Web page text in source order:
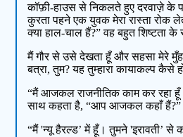
कॉफ़ी-हाउस से निकलते हुए दरवाज़े के
कुरता पहने एक युवक मेरा रास्ता रोक
क्या हाल-चाल हैं?” वह बहुत शिष्टता
मैं गौर से उसे देखता हूँ और सहसा मेरे
बत्रा, तुम? यह तुम्हारा कायाकल्प कैसे
“मैं आजकल राजनीतिक काम कर रहा
साथ कहता है, “आप आजकल कहाँ हैं?”
“मैं 'न्यू हैरल्ड’ में हूँ। तुमने 'इरावती’ से